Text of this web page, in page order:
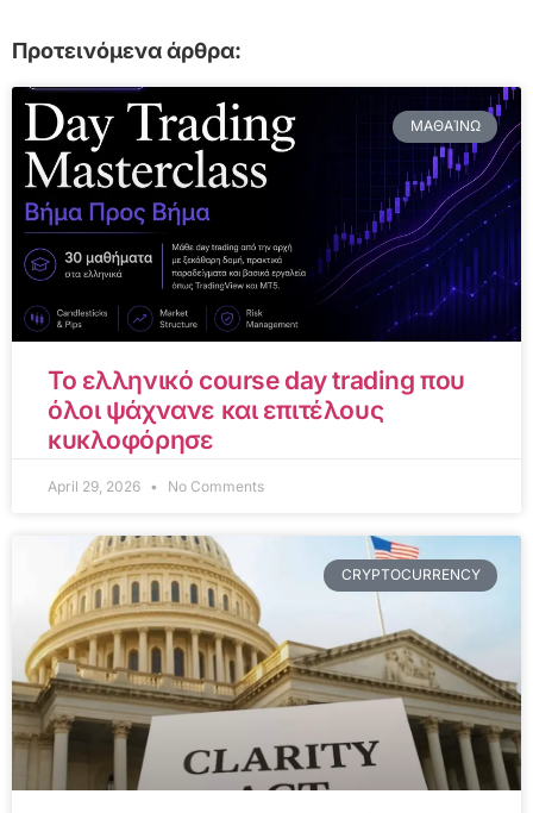
Προτεινόμενα άρθρα:
ΜΑΘΑΊΝΩ
Το ελληνικό course day trading που
όλοι ψάχνανε και επιτέλους
κυκλοφόρησε
April 29, 2026 No Comments
CRYPTOCURRENCY